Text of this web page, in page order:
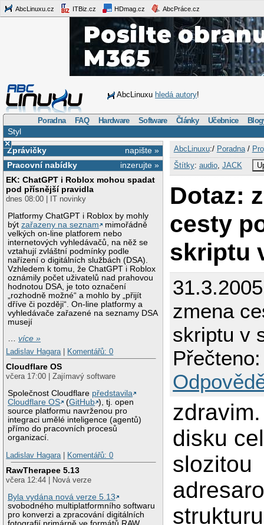
AbcLinuxu.cz ITBiz.cz HDmag.cz AbcPráce.cz
AbcLinuxu hledá autory!
Poradna FAQ Hardware Software Články Učebnice
Styl
×
napište »
Zprávičky
inzerujte »
Pracovní nabídky
EK: ChatGPT i Roblox mohou spadat
pod přísnější pravidla
dnes 08:00 | IT novinky
Platformy ChatGPT i Roblox by mohly
býtzařazeny na seznam
mimořádně
velkých on-line platforem nebo
internetových vyhledávačů, na něž se
vztahují zvláštní podmínky podle
nařízení o digitálních službách (DSA).
Vzhledem k tomu, že ChatGPT i Roblox
oznámily počet uživatelů nad prahovou
hodnotou DSA, je toto označení
„rozhodně možné“ a mohlo by „přijít
dříve či později“. On-line platformy a
vyhledávače zařazené na seznamy DSA
musejí
…více »
Ladislav Hagara
Komentářů: 0
Cloudflare OS
včera 17:00 | Zajímavý software
Společnost Cloudflare představila
Cloudflare OS
(GitHub ), tj. open
source platformu navrženou pro
integraci umělé inteligence (agentů)
přímo do pracovních procesů
organizací.
Ladislav Hagara
Komentářů: 0
RawTherapee 5.13
včera 12:44 | Nová verze
Byla vydána nová verze 5.13
svobodného multiplatformního softwaru
pro konverzi a zpracování digitálních
AbcLinuxu:/ Poradna/
Štítky: audio, JACK
Dotaz:
cesty
skriptu
zmena
skriptu v
disku
slozitou